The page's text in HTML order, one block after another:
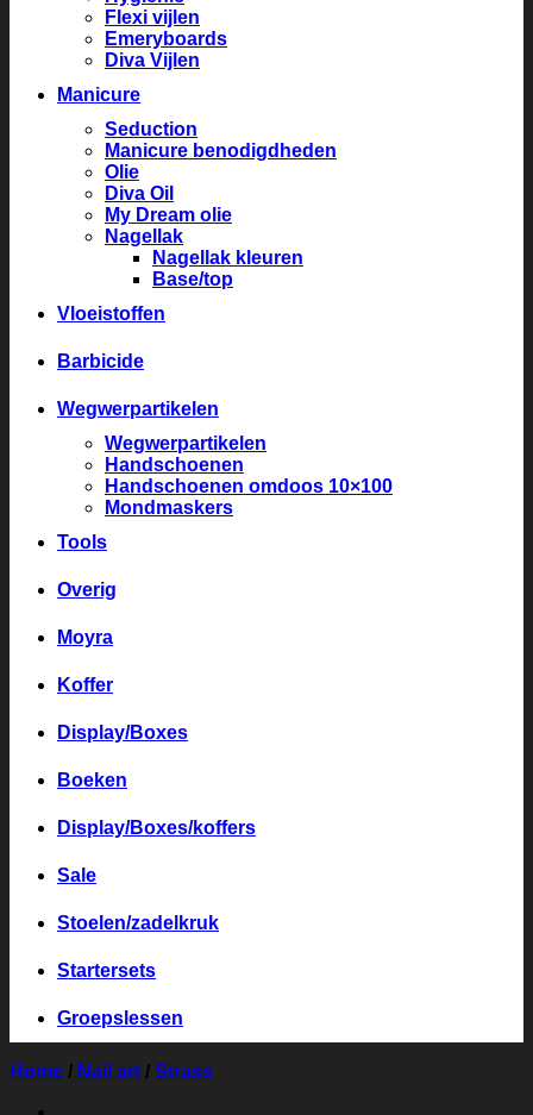
Flexi vijlen
Emeryboards
Diva Vijlen
Manicure
Seduction
Manicure benodigdheden
Olie
Diva Oil
My Dream olie
Nagellak
Nagellak kleuren
Base/top
Vloeistoffen
Barbicide
Wegwerpartikelen
Wegwerpartikelen
Handschoenen
Handschoenen omdoos 10×100
Mondmaskers
Tools
Overig
Moyra
Koffer
Display/Boxes
Boeken
Display/Boxes/koffers
Sale
Stoelen/zadelkruk
Startersets
Groepslessen
Home / Nail art / Strass